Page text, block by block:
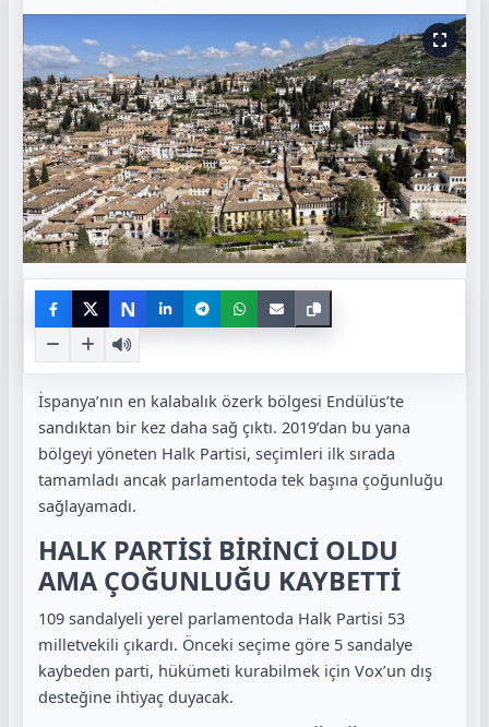
N
İspanya’nın en kalabalık özerk bölgesi Endülüs’te
sandıktan bir kez daha sağ çıktı. 2019’dan bu yana
bölgeyi yöneten Halk Partisi, seçimleri ilk sırada
tamamladı ancak parlamentoda tek başına çoğunluğu
sağlayamadı.
HALK PARTİSİ BİRİNCİ OLDU
AMA ÇOĞUNLUĞU KAYBETTİ
109 sandalyeli yerel parlamentoda Halk Partisi 53
milletvekili çıkardı. Önceki seçime göre 5 sandalye
kaybeden parti, hükümeti kurabilmek için Vox’un dış
desteğine ihtiyaç duyacak.